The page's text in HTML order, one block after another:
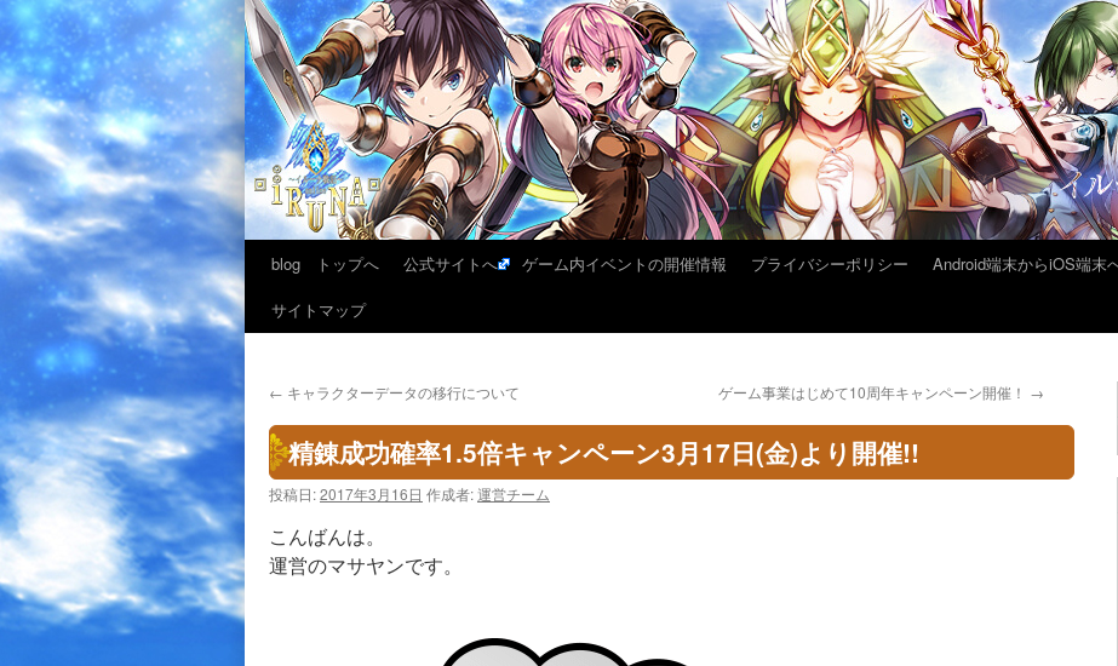
blog トップへ 公式サイトへ ゲーム内イベントの開催情報 プライバシーポリシー
Android端末からiOS端末
サイトマップ
← キャラクターデータの移行について ゲーム事業はじめて10周年キャンペーン開催！ →
精錬成功確率1.5倍キャンペーン3月17日(金)より開催!!
投稿日:2017年3月16日 作成者:運営チーム
こんばんは。
運営のマサヤンです。